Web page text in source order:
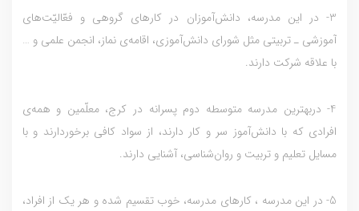
3- در اين مدرسه، دانش‌آموزان در کارهاي گروهي و فعّاليّت‌هاي
آموزشي ـ تربيتي مثل شوراي دانش‌آموزي، اقامه‌ي نماز، انجمن علمي و …
با علاقه شرکت دارند.
4- دربهترین مدرسه متوسطه دوم پسرانه در کرج، معلّمين و همه‌ي
افرادي که با دانش‌آموز سر و کار دارند، از سواد کافي برخوردارند و با
مسايل تعليم و تربيت و روان‌شناسي، آشنايي دارند.
5- در اين مدرسه ، کارهاي مدرسه، خوب تقسيم شده و هر يک از افراد،